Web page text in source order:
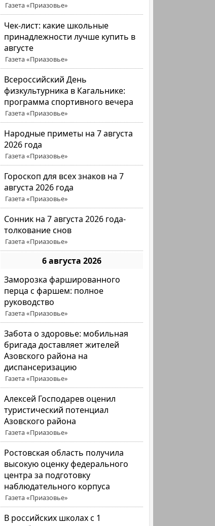
Газета «Приазовье»
Чек-лист: какие школьные
принадлежности лучше купить в
августе
Газета «Приазовье»
Всероссийский День
физкультурника в Кагальнике:
программа спортивного вечера
Газета «Приазовье»
Народные приметы на 7 августа
2026 года
Газета «Приазовье»
Гороскоп для всех знаков на 7
августа 2026 года
Газета «Приазовье»
Сонник на 7 августа 2026 года-
толкование снов
Газета «Приазовье»
6 августа 2026
Заморозка фаршированного
перца с фаршем: полное
руководство
Газета «Приазовье»
Забота о здоровье: мобильная
бригада доставляет жителей
Азовского района на
диспансеризацию
Газета «Приазовье»
Алексей Господарев оценил
туристический потенциал
Азовского района
Газета «Приазовье»
Ростовская область получила
высокую оценку федерального
центра за подготовку
наблюдательного корпуса
Газета «Приазовье»
В российских школах с 1